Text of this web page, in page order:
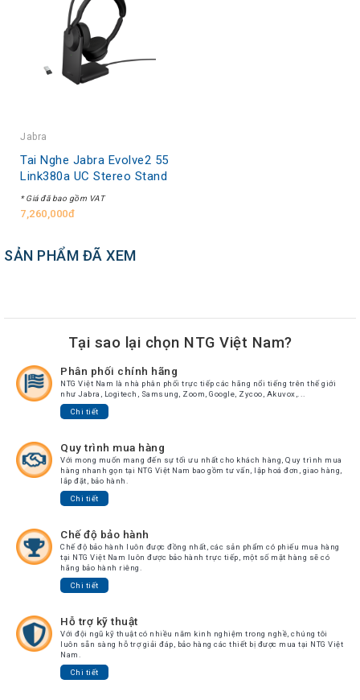
Jabra
Tai Nghe Jabra Evolve2 55
Link380a UC Stereo Stand
* Giá đã bao gồm VAT
7,260,000đ
SẢN PHẨM ĐÃ XEM
Tại sao lại chọn NTG Việt Nam?
Phân phối chính hãng
NTG Việt Nam là nhà phân phối trực tiếp các hãng nổi tiếng trên thế giới
như Jabra, Logitech, Samsung, Zoom, Google, Zycoo, Akuvox,...
Chi tiết
Quy trình mua hàng
Với mong muốn mang đến sự tối ưu nhất cho khách hàng, Quy trình mua
hàng nhanh gọn tại NTG Việt Nam bao gồm tư vấn, lập hoá đơn, giao hàng,
lắp đặt, bảo hành.
Chi tiết
Chế độ bảo hành
Chế độ bảo hành luôn được đồng nhất, các sản phẩm có phiếu mua hàng
tại NTG Việt Nam luôn được bảo hành trực tiếp, một số mặt hàng sẽ có
hãng bảo hành riêng.
Chi tiết
Hỗ trợ kỹ thuật
Với đội ngũ kỹ thuật có nhiều năm kinh nghiệm trong nghề, chúng tôi
luôn sẵn sàng hỗ trợ giải đáp, bảo hàng các thiết bị được mua tại NTG Việt
Nam.
Chi tiết